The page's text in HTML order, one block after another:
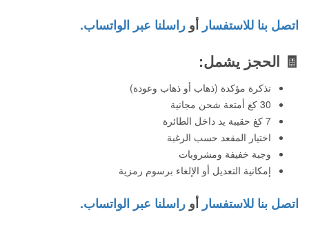
اتصل بنا للاستفسار أو راسلنا عبر الواتساب.
🧾 الحجز يشمل:
تذكرة مؤكدة (ذهاب أو ذهاب وعودة)
30 كغ أمتعة شحن مجانية
7 كغ حقيبة يد داخل الطائرة
اختيار المقعد حسب الرغبة
وجبة خفيفة ومشروبات
إمكانية التعديل أو الإلغاء برسوم رمزية
اتصل بنا للاستفسار أو راسلنا عبر الواتساب.